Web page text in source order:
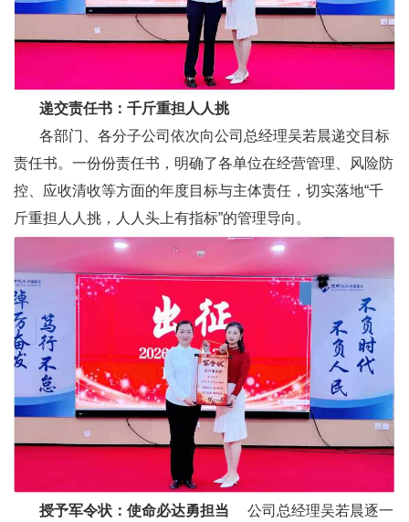
递交责任书：千斤重担人人挑
各部门、各分子公司依次向公司总经理吴若晨递交目标
责任书。一份份责任书，明确了各单位在经营管理、风险防
控、应收清收等方面的年度目标与主体责任，切实落地“千
斤重担人人挑，人人头上有指标”的管理导向。
授予军令状：使命必达勇担当 公司总经理吴若晨逐一